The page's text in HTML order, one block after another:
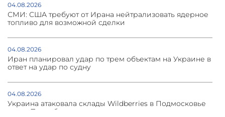
04.08.2026
СМИ: США требуют от Ирана нейтрализовать ядерное
топливо для возможной сделки
04.08.2026
Иран планировал удар по трем объектам на Украине в
ответ на удар по судну
04.08.2026
Украина атаковала склады Wildberries в Подмосковье
и под Петербургом